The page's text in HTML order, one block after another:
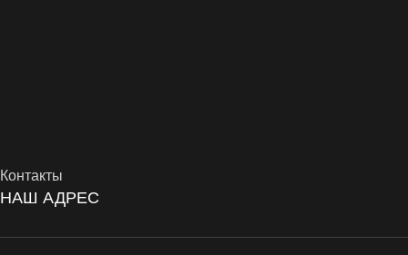
Контакты
НАШ АДРЕС